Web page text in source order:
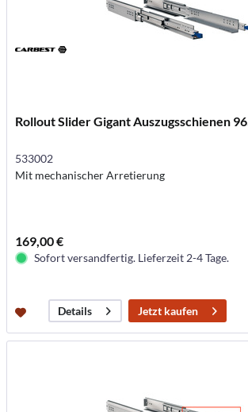
Rollout Slider Gigant Auszugsschienen
533002
Mit mechanischer Arretierung
169,00 €
Sofort versandfertig. Lieferzeit 2-4 Tage.
Details Jetzt kaufen